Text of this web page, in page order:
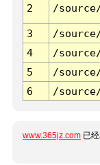
2 /
3 /
4
/
5
/
6
/
www.365jz.com 已